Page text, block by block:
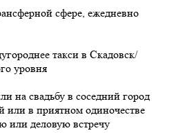
сфере, ежедневно
такси в Скадовск/
уровня
на свадьбу в соседний город
или в приятном одиночестве
или деловую встречу